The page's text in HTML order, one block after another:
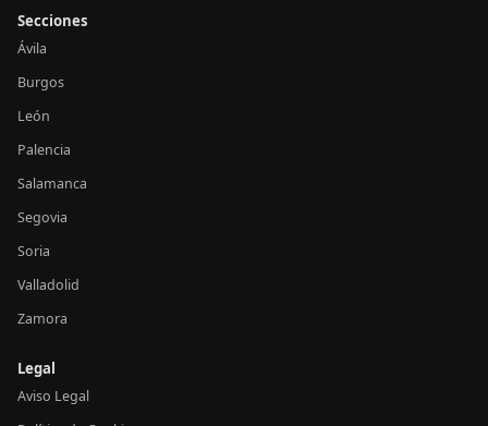
Secciones
Ávila
Burgos
León
Palencia
Salamanca
Segovia
Soria
Valladolid
Zamora
Legal
Aviso Legal